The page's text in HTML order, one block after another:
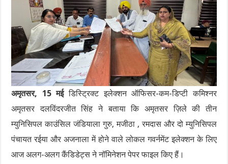
अमृतसर, 15 मईडिस्ट्रिक्ट इलेक्शन ऑफिसर-कम-डिप्टी कमिश्नर
अमृतसर दलविंदरजीत सिंह ने बताया कि अमृतसर ज़िले की तीन
म्युनिसिपल काउंसिल जंडियाला गुरु, मजीठा , रमदास और दो म्युनिसिपल
पंचायत रईया और अजनाला में होने वाले लोकल गवर्नमेंट इलेक्शन के लिए
आज अलग-अलग कैंडिडेट्स ने नॉमिनेशन पेपर फाइल किए हैं।